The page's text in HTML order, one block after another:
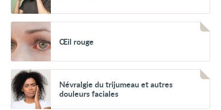
Voir
Œil
rouge
Œil rouge
Voir
Névralgie
du
trijumeau
et
Névralgie du trijumeau et autres
douleurs faciales